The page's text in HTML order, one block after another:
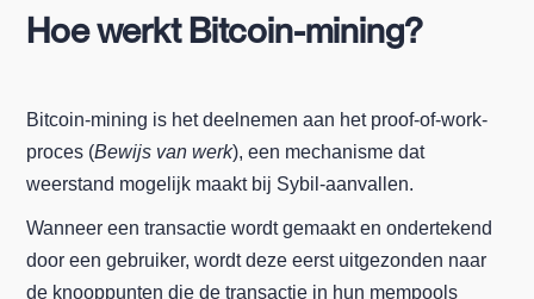
Hoe werkt Bitcoin-mining?
Bitcoin-mining is het deelnemen aan het proof-of-work-
proces (Bewijs van werk), een mechanisme dat
weerstand mogelijk maakt bij Sybil-aanvallen.
Wanneer een transactie wordt gemaakt en ondertekend
door een gebruiker, wordt deze eerst uitgezonden naar
de knooppunten die de transactie in hun mempools